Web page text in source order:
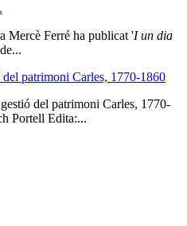
Mercè Ferré ha publicat 'I un dia
patrimoni Carles, 1770-1860
del patrimoni Carles, 1770-
Portell Edita:...